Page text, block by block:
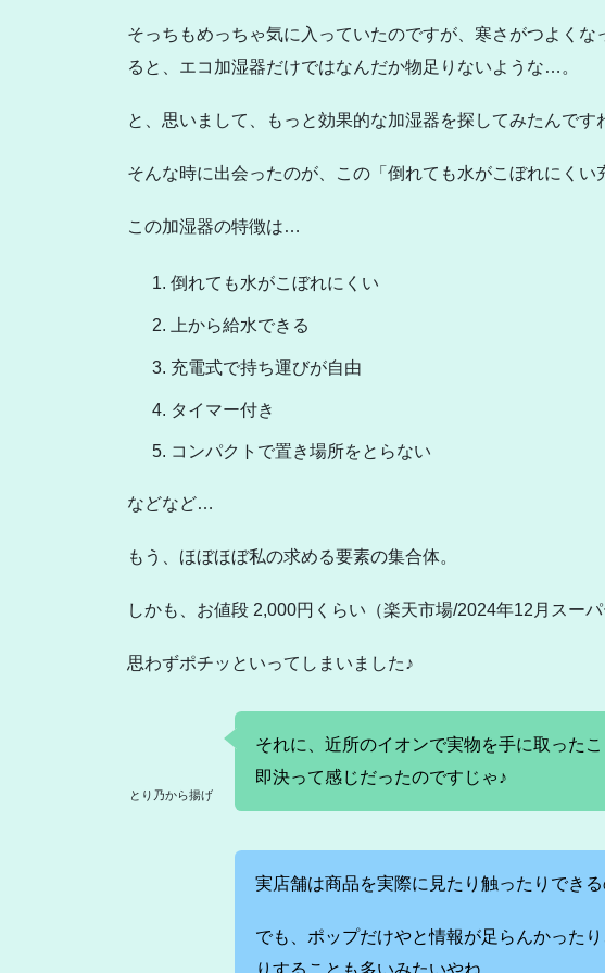
そっちもめっちゃ気に入っていたのですが、寒さがつよく
ると、エコ加湿器だけではなんだか物足りないような…。
と、思いまして、もっと効果的な加湿器を探してみたんです
そんな時に出会ったのが、この「倒れても水がこぼれにくい
この加湿器の特徴は…
倒れても水がこぼれにくい
上から給水できる
充電式で持ち運びが自由
タイマー付き
コンパクトで置き場所をとらない
などなど…
もう、ほぼほぼ私の求める要素の集合体。
しかも、お値段 2,000円くらい（楽天市場/2024年12月スー
思わずポチッといってしまいました♪
とり乃から揚げ
それに、近所のイオンで実物を手に取った
即決って感じだったのですじゃ♪
実店舗は商品を実際に見たり触ったりできる
でも、ポップだけやと情報が足らんかった
りすることも多いみたいやね。